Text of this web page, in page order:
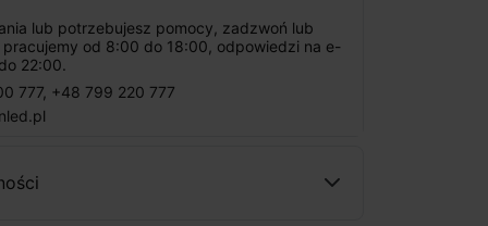
lub potrzebujesz pomocy, zadzwoń lub
pracujemy od 8:00 do 18:00, odpowiedzi na e-
22:00.
777, +48 799 220 777